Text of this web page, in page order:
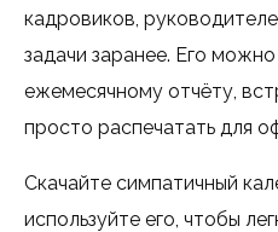
кадровиков,
задачи заранее. Его
ежемесячному отчёту,
просто распечатать для
Скачайте симпатичный
используйте его, чтобы